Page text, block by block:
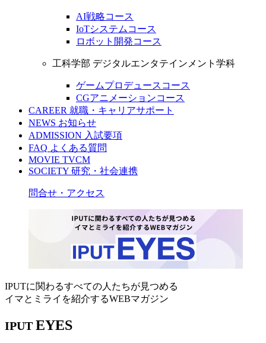
AI戦略コース
IoTシステムコース
ロボット開発コース
工科学部 デジタルエンタテインメント学科
ゲームプロデュースコース
CGアニメーションコース
CAREER 就職・キャリアサポート
NEWS お知らせ
ADMISSION 入試要項
FAQ よくある質問
MOVIE TVCM
SOCIETY 研究・社会連携
問合せ・アクセス
IPUTに関わるすべての人たちが見つめる
イマとミライを紹介するWEBマガジン
IPUT EYES